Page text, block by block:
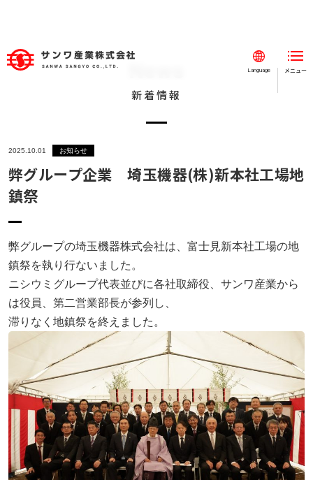
Language メニュー
閉じる
事例紹介
会社案内
新着情報
お知らせ
SDGs
展示会
社内イベント
採用情報
お問い合わせ
プライバシーポリシー
新着情報
2025.10.01 お知らせ
弊グループ企業 埼玉機器(株)新本社工場地
鎮祭
弊グループの埼玉機器株式会社は、富士見新本社工場の地
鎮祭を執り行ないました。
ニシウミグループ代表並びに各社取締役、サンワ産業から
は役員、第二営業部長が参列し、
滞りなく地鎮祭を終えました。